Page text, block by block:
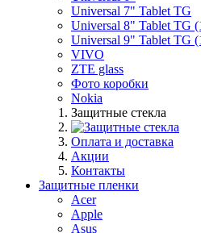
Universal 7" Tablet TG
Universal 8" Tablet TG
Universal 9" Tablet TG
VIVO
ZTE glass
Фото коробки
Nokia
Защитные стекла
Оплата и доставка
Акции
Контакты
Защитные пленки
Acer
Apple
Asus